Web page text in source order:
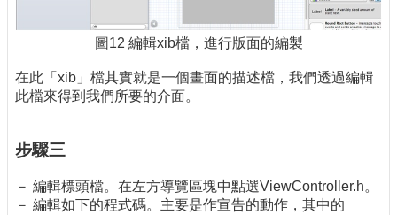
圖12 編輯xib檔，進行版面的編製
在此「xib」檔其實就是一個畫面的描述檔，我們透過編輯
此檔來得到我們所要的介面。
步驟三
－ 編輯標頭檔。在左方導覽區塊中點選ViewController.h。
－ 編輯如下的程式碼。主要是作宣告的動作，其中的